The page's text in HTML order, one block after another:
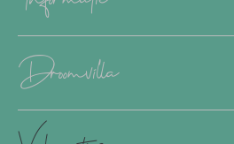
3 slaapkamers
Tweepersoonsbed: 2
Twee éénpersoonsbedden: 1
Keuken
Droomvilla